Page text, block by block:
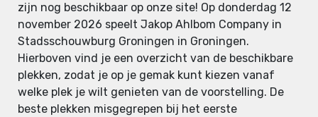
zijn nog beschikbaar op onze site! Op donderdag 12
november 2026 speelt Jakop Ahlbom Company in
Stadsschouwburg Groningen in Groningen.
Hierboven vind je een overzicht van de beschikbare
plekken, zodat je op je gemak kunt kiezen vanaf
welke plek je wilt genieten van de voorstelling. De
beste plekken misgegrepen bij het eerste